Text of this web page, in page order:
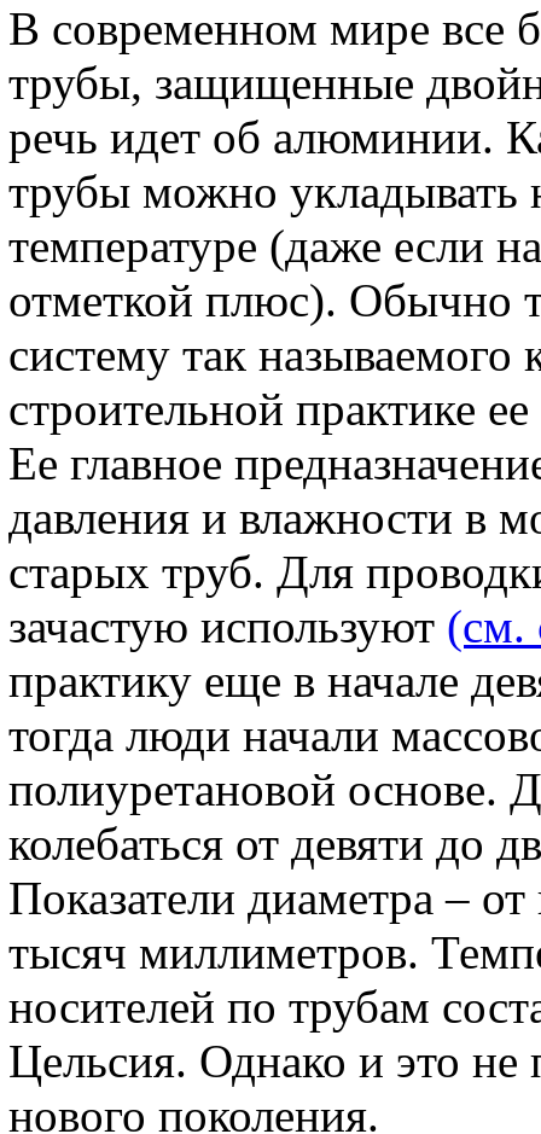
В современном мире все
трубы, защищенные
речь идет об алюминии.
трубы можно
температуре (даже если
отметкой плюс). Обычно
систему так называемого
строительной практике
Ее главное
давления и влажности в
старых труб. Для
зачастую используют (см.
практику еще в начале
тогда люди начали
полиуретановой основе.
колебаться от девяти до
Показатели диаметра –
тысяч миллиметров.
носителей по трубам
Цельсия. Однако и это не
нового поколения.